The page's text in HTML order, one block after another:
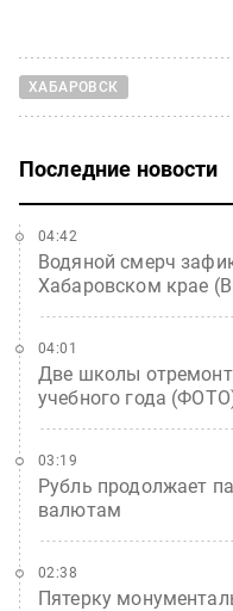
ХАБАРОВСК
Последние новости
Водяной смерч
Хабаровском крае
04:42
Две школы
учебного года
04:01
Рубль продолжает
валютам
03:19
Пятерку
02:38